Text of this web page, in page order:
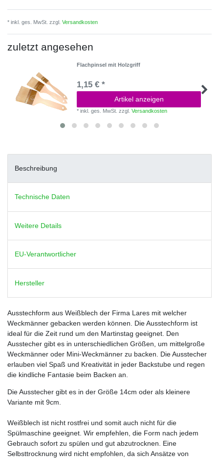
* inkl. ges. MwSt. zzgl. Versandkosten
zuletzt angesehen
Flachpinsel mit Holzgriff
1,15 € *
Artikel anzeigen
*inkl. ges. MwSt. zzgl.Versandkosten
Beschreibung
Technische Daten
Weitere Details
EU-Verantwortlicher
Hersteller
Ausstechform aus Weißblech der Firma Lares mit welcher
Weckmänner gebacken werden können. Die Ausstechform ist
ideal für die Zeit rund um den Martinstag geeignet. Den
Ausstecher gibt es in unterschiedlichen Größen, um mittelgroße
Weckmänner oder Mini-Weckmänner zu backen. Die Ausstecher
erlauben viel Spaß und Kreativität in jeder Backstube und regen
die kindliche Fantasie beim Backen an.
Die Ausstecher gibt es in der Größe 14cm oder als kleinere
Variante mit 9cm.
Weißblech ist nicht rostfrei und somit auch nicht für die
Spülmaschine geeignet. Wir empfehlen, die Form nach jedem
Gebrauch sofort zu spülen und gut abzutrocknen. Eine
Selbsttrocknung wird nicht empfohlen, da sich Ansätze von